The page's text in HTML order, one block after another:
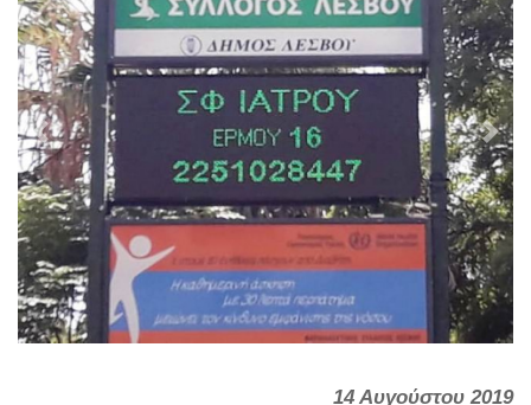
Previous Next
14 Αυγούστου 2019